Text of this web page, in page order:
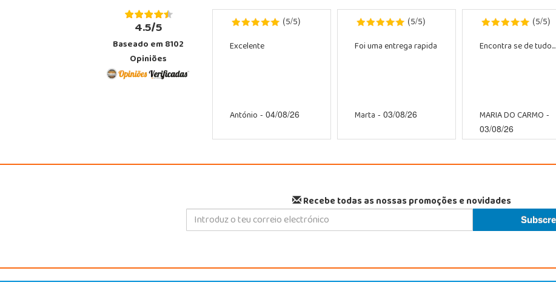
4.5/5
Baseado em 8102
Opiniões
(5/5)
Excelente
António - 04/08/26
(5/5)
Foi uma entrega rapida
Marta - 03/08/26
(5/5)
Encontra se de tudo...
MARIA DO CARMO -
03/08/26
Recebe todas as nossas promoções e novidades